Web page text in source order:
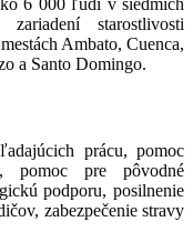
starostlivosti
Ambato, Cuenca,
a Santo Domingo.
prácu, pomoc
pomoc pre pôvodné
podporu, posilnenie
zabezpečenie stravy